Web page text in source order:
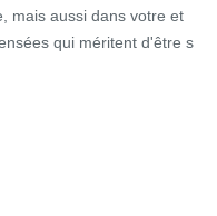
mais aussi dans votre et
qui méritent d'être s